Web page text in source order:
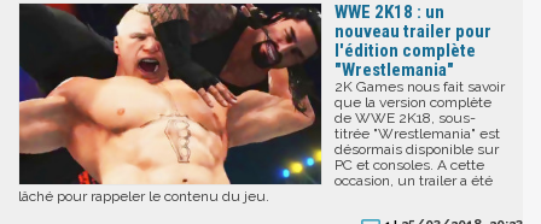
WWE 2K18 : un
nouveau trailer pour
l'édition complète
"Wrestlemania"
2K Games nous fait savoir
que la version complète
de WWE 2K18, sous-
titrée "Wrestlemania" est
désormais disponible sur
PC et consoles. A cette
occasion, un trailer a été
lâché pour rappeler le contenu du jeu.